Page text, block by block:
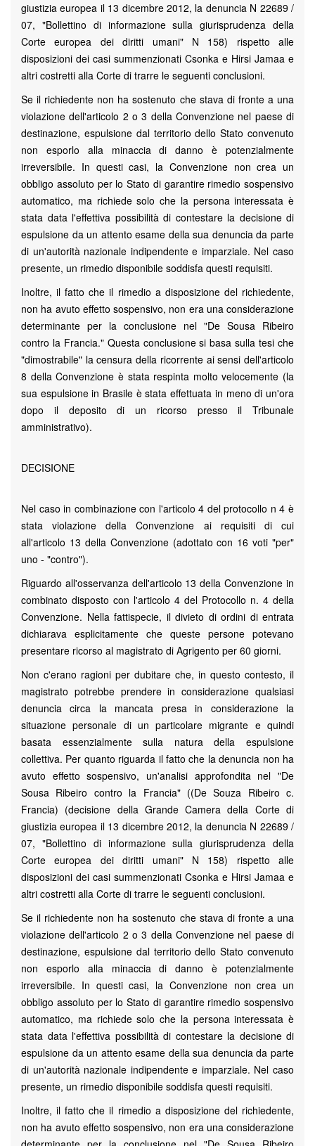
giustizia europea il 13 dicembre 2012, la denuncia N 22689 /
07, "Bollettino di informazione sulla giurisprudenza della
Corte europea dei diritti umani" N 158) rispetto alle
disposizioni dei casi summenzionati Csonka e Hirsi Jamaa e
altri costretti alla Corte di trarre le seguenti conclusioni.
Se il richiedente non ha sostenuto che stava di fronte a una
violazione dell'articolo 2 o 3 della Convenzione nel paese di
destinazione, espulsione dal territorio dello Stato convenuto
non esporlo alla minaccia di danno è potenzialmente
irreversibile. In questi casi, la Convenzione non crea un
obbligo assoluto per lo Stato di garantire rimedio sospensivo
automatico, ma richiede solo che la persona interessata è
stata data l'effettiva possibilità di contestare la decisione di
espulsione da un attento esame della sua denuncia da parte
di un'autorità nazionale indipendente e imparziale. Nel caso
presente, un rimedio disponibile soddisfa questi requisiti.
Inoltre, il fatto che il rimedio a disposizione del richiedente,
non ha avuto effetto sospensivo, non era una considerazione
determinante per la conclusione nel "De Sousa Ribeiro
contro la Francia." Questa conclusione si basa sulla tesi che
"dimostrabile" la censura della ricorrente ai sensi dell'articolo
8 della Convenzione è stata respinta molto velocemente (la
sua espulsione in Brasile è stata effettuata in meno di un'ora
dopo il deposito di un ricorso presso il Tribunale
amministrativo).
DECISIONE
Nel caso in combinazione con l'articolo 4 del protocollo n 4 è
stata violazione della Convenzione ai requisiti di cui
all'articolo 13 della Convenzione (adottato con 16 voti "per"
uno - "contro").
Riguardo all'osservanza dell'articolo 13 della Convenzione in
combinato disposto con l'articolo 4 del Protocollo n. 4 della
Convenzione. Nella fattispecie, il divieto di ordini di entrata
dichiarava esplicitamente che queste persone potevano
presentare ricorso al magistrato di Agrigento per 60 giorni.
Non c'erano ragioni per dubitare che, in questo contesto, il
magistrato potrebbe prendere in considerazione qualsiasi
denuncia circa la mancata presa in considerazione la
situazione personale di un particolare migrante e quindi
basata essenzialmente sulla natura della espulsione
collettiva. Per quanto riguarda il fatto che la denuncia non ha
avuto effetto sospensivo, un'analisi approfondita nel "De
Sousa Ribeiro contro la Francia" ((De Souza Ribeiro c.
Francia) (decisione della Grande Camera della Corte di
giustizia europea il 13 dicembre 2012, la denuncia N 22689 /
07, "Bollettino di informazione sulla giurisprudenza della
Corte europea dei diritti umani" N 158) rispetto alle
disposizioni dei casi summenzionati Csonka e Hirsi Jamaa e
altri costretti alla Corte di trarre le seguenti conclusioni.
Se il richiedente non ha sostenuto che stava di fronte a una
violazione dell'articolo 2 o 3 della Convenzione nel paese di
destinazione, espulsione dal territorio dello Stato convenuto
non esporlo alla minaccia di danno è potenzialmente
irreversibile. In questi casi, la Convenzione non crea un
obbligo assoluto per lo Stato di garantire rimedio sospensivo
automatico, ma richiede solo che la persona interessata è
stata data l'effettiva possibilità di contestare la decisione di
espulsione da un attento esame della sua denuncia da parte
di un'autorità nazionale indipendente e imparziale. Nel caso
presente, un rimedio disponibile soddisfa questi requisiti.
Inoltre, il fatto che il rimedio a disposizione del richiedente,
non ha avuto effetto sospensivo, non era una considerazione